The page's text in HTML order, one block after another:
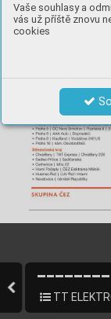
Vaše souhlasy a
vás už příště znovu
cookies
TT